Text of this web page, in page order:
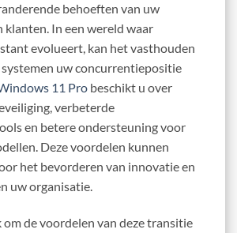
behoeften van uw
klanten. In een wereld waar
evolueert, kan het vasthouden
uw concurrentiepositie
11 Pro beschikt u over
verbeterde
en betere ondersteuning voor
Deze voordelen kunnen
het bevorderen van innovatie en
uw organisatie.
de voordelen van deze transitie